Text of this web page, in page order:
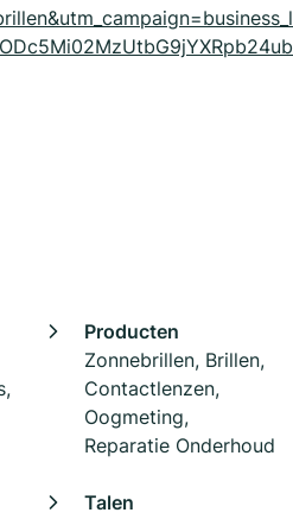
Producten
Zonnebrillen, Brillen,
Contactlenzen,
Oogmeting,
Reparatie Onderhoud
Talen